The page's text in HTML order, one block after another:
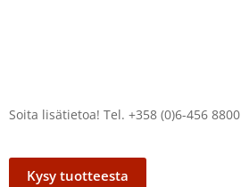
Soita lisätietoa! Tel. +358 (0)6-456 8800
Kysy tuotteesta